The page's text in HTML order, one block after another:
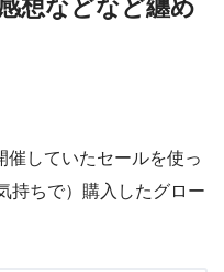
想などなど纏め
催していたセールを使っ
持ちで）購入したグロー